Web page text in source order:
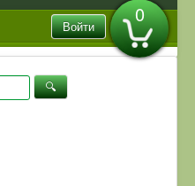
0
Войти